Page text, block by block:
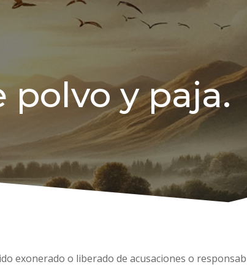
polvo y paja.
exonerado o liberado de acusaciones o